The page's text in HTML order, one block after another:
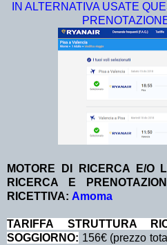
IN ALTERNATIVA USATE
MOTORE DI RICERCA E/O
RICERCA E
RICETTIVA: Amoma
TA RIFFA STRUTTURA
SOGGIORNO: 156€ (prezzo